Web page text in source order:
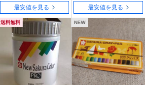
最安値を見る 最安値を見る
送料無料 NEW